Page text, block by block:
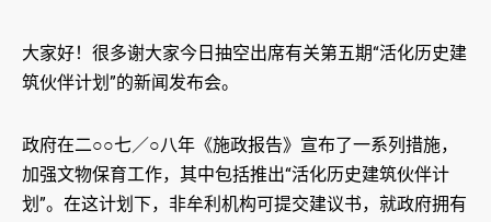
大家好！很多谢大家今日抽空出席有关第五期“活化历史建
筑伙伴计划”的新闻发布会。
政府在二○○七／○八年《施政报告》宣布了一系列措施，
加强文物保育工作，其中包括推出“活化历史建筑伙伴计
划”。在这计划下，非牟利机构可提交建议书，就政府拥有